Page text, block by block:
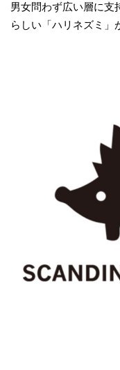
男女問わず広い層に支
らしい「ハリネズミ」